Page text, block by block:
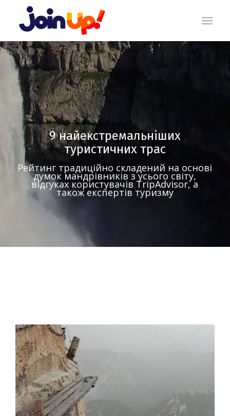
9 найекстремальніших
туристичних трас
Рейтинг традиційно складений на основі
думок мандрівників з усього світу,
відгуках користувачів TripAdvisor, а
також експертів туризму